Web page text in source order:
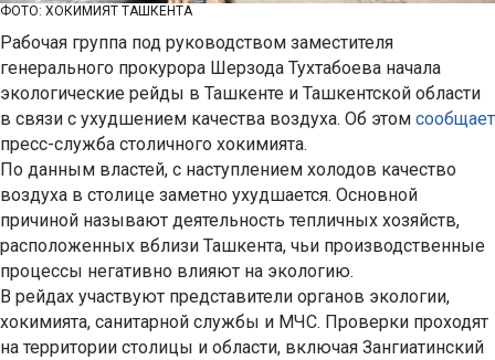
ФОТО: ХОКИМИЯТ ТАШКЕНТА
Рабочая группа под руководством заместителя
генерального прокурора Шерзода Тухтабоева начала
экологические рейды в Ташкенте и Ташкентской области
в связи с ухудшением качества воздуха. Об этом сообщает
пресс-служба столичного хокимията.
По данным властей, с наступлением холодов качество
воздуха в столице заметно ухудшается. Основной
причиной называют деятельность тепличных хозяйств,
расположенных вблизи Ташкента, чьи производственные
процессы негативно влияют на экологию.
В рейдах участвуют представители органов экологии,
хокимията, санитарной службы и МЧС. Проверки проходят
на территории столицы и области, включая Зангиатинский